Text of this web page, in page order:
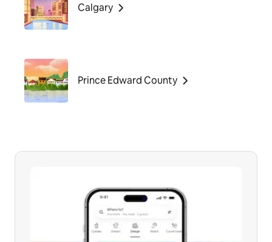
Calgary
Prince Edward County